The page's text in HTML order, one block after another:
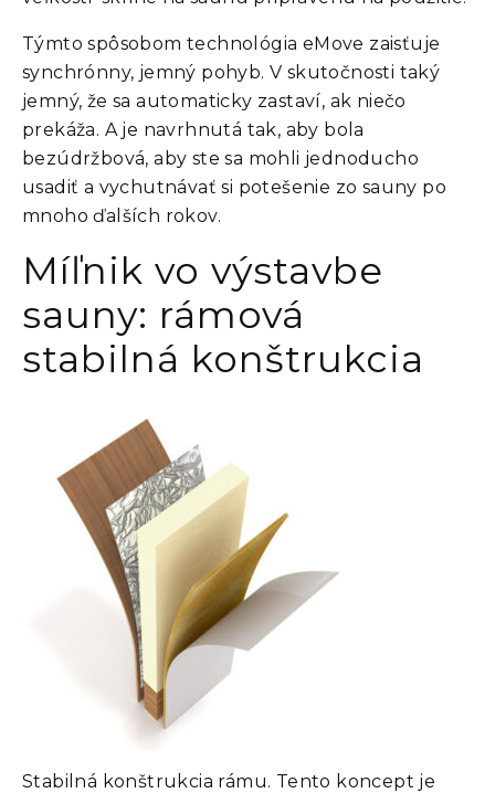
Týmto spôsobom technológia eMove zaisťuje
synchrónny, jemný pohyb. V skutočnosti taký
jemný, že sa automaticky zastaví, ak niečo
prekáža. A je navrhnutá tak, aby bola
bezúdržbová, aby ste sa mohli jednoducho
usadiť a vychutnávať si potešenie zo sauny po
mnoho ďalších rokov.
Míľnik vo výstavbe
sauny: rámová
stabilná konštrukcia
Stabilná konštrukcia rámu. Tento koncept je